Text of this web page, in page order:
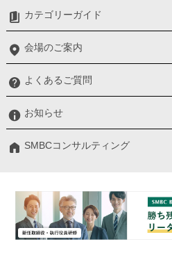
カテゴリーガイド
会場のご案内
よくあるご質問
お知らせ
SMBCコンサルティング